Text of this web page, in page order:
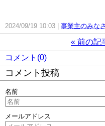
2024/09/19 10:03 事業主のみな
« 前の記
コメント(0)
コメント投稿
名前
メールアドレス